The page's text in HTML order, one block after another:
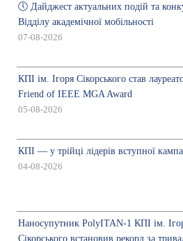
🕔 Дайджест актуальних подій та
Відділу академічної мобільності
07-08-2026
КПІ ім. Ігоря Сікорського став
Friend of IEEE MGA Award
05-08-2026
КПІ — у трійці лідерів вступної
04-08-2026
Наносупутник PolyITAN-1 КПІ ім.
Сікорського встановив рекорд за